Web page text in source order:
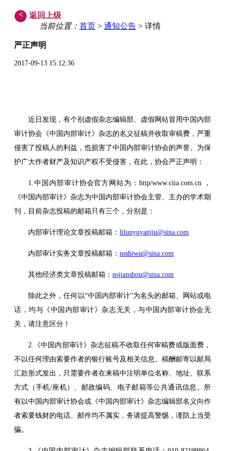
<
返回上级
当前位置： 首页 > 通知公告 > 详情
严正声明
2017-09-13 15:12:36
近日发现，有个别虚假杂志编辑部、虚假网站冒用中国内部
审计协会《中国内部审计》杂志的名义征稿并收取审稿费，严重
侵害了投稿人的利益，也损害了中国内部审计协会的声誉。为保
护广大作者财产及知识产权不受侵害，在此，协会严正声明：
1.中国内部审计协会官方网站为：http/www.ciia.com.cn ，
《中国内部审计》杂志为中国内部审计协会主管、主办的学术期
刊，目前杂志投稿的邮箱只有三个，分别是：
内部审计理论文章投稿邮箱： lilunyuyanjiu@sina.com
内部审计实务文章投稿邮箱： nsshiwu@sina.com
其他经济类文章投稿邮箱： nsjianshou@sina.com
除此之外，任何以“中国内部审计”为名头的邮箱、网站或电
话，均与《中国内部审计》杂志无关，与中国内部审计协会无
关，请注意区分！
2.《中国内部审计》杂志征稿不收取任何审稿费或版面费，
不以任何理由索要作者的银行账号及相关信息。稿酬邮寄以邮局
汇款形式发出，只需要作者在来稿中注明单位名称、地址、联系
方式（手机/座机）、邮政编码、电子邮箱等公共通讯信息。所
有以中国内部审计协会或《中国内部审计》杂志编辑部名义向作
者索要钱财的电话、邮件均不属实，务请提高警惕，谨防上当受
骗。